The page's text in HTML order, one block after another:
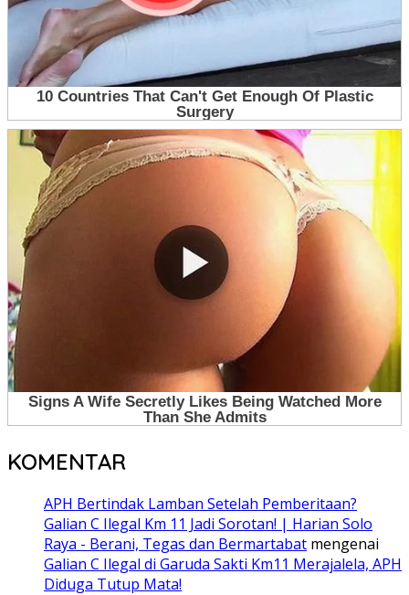
KOMENTAR
APH Bertindak Lamban Setelah Pemberitaan?
Galian C Ilegal Km 11 Jadi Sorotan! | Harian Solo
Raya - Berani, Tegas dan Bermartabat mengenai
Galian C Ilegal di Garuda Sakti Km11 Merajalela, APH
Diduga Tutup Mata!